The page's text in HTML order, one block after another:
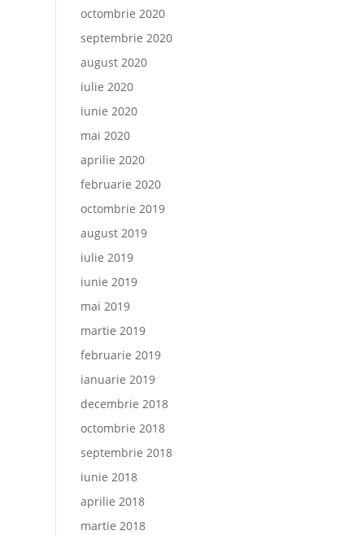
octombrie 2020
septembrie 2020
august 2020
iulie 2020
iunie 2020
mai 2020
aprilie 2020
februarie 2020
octombrie 2019
august 2019
iulie 2019
iunie 2019
mai 2019
martie 2019
februarie 2019
ianuarie 2019
decembrie 2018
octombrie 2018
septembrie 2018
iunie 2018
aprilie 2018
martie 2018